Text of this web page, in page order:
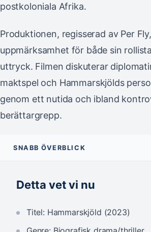
postkoloniala Afrika.
Produktionen, regisserad av Per
uppmärksamhet för både sin
uttryck. Filmen diskuterar
maktspel och Hammarskjölds
genom ett nutida och ibland
berättargrepp.
SNABB ÖVERBLICK
Detta vet vi nu
Titel: Hammarskjöld (2023)